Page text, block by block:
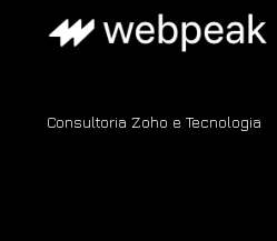
Consultoria Zoho e Tecnologia